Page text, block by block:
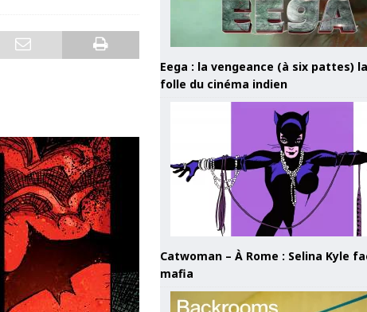
Eega : la vengeance (à six pattes)
folle du cinéma indien
Catwoman – À Rome : Selina Kyle
mafia